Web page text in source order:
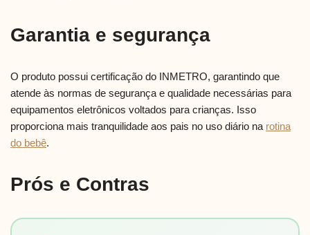
Garantia e segurança
O produto possui certificação do INMETRO, garantindo que
atende às normas de segurança e qualidade necessárias para
equipamentos eletrônicos voltados para crianças. Isso
proporciona mais tranquilidade aos pais no uso diário na rotina
do bebê.
Prós e Contras